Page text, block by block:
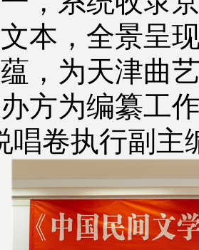
本，全景呈
，为天津曲
方为编纂工
唱卷执行副主